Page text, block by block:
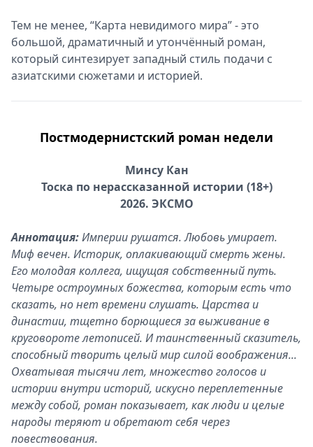
Тем не менее, “Карта невидимого мира” - это
большой, драматичный и утончённый роман,
который синтезирует западный стиль подачи с
азиатскими сюжетами и историей.
Постмодернистский роман недели
Минсу Кан
Тоска по нерассказанной истории (18+)
2026. ЭКСМО
Аннотация:Империи рушатся. Любовь умирает.
Миф вечен. Историк, оплакивающий смерть жены.
Его молодая коллега, ищущая собственный путь.
Четыре остроумных божества, которым есть что
сказать, но нет времени слушать. Царства и
династии, тщетно борющиеся за выживание в
круговороте летописей. И таинственный сказитель,
способный творить целый мир силой воображения...
Охватывая тысячи лет, множество голосов и
истории внутри историй, искусно переплетенные
между собой, роман показывает, как люди и целые
народы теряют и обретают себя через
повествования.